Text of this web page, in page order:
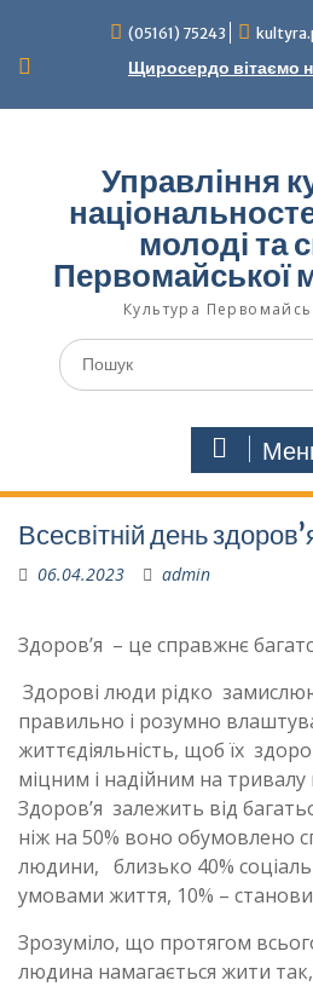
вмісту
(05161) 75243
Щиросердо вітаємо
Управління
молоді та
Первомайської
Культура
Шукати:
Всесвітній день
06.04.2023 admin
Здоров’я – це справжнє
Здорові люди рідко
правильно і розумно
життєдіяльність, щоб їх
міцним і надійним на тривалу
Здоров’я залежить від
ніж на 50% воно обумовлено
людини, близько 40%
умовами життя, 10% –
Зрозуміло, що протягом
людина намагається жити